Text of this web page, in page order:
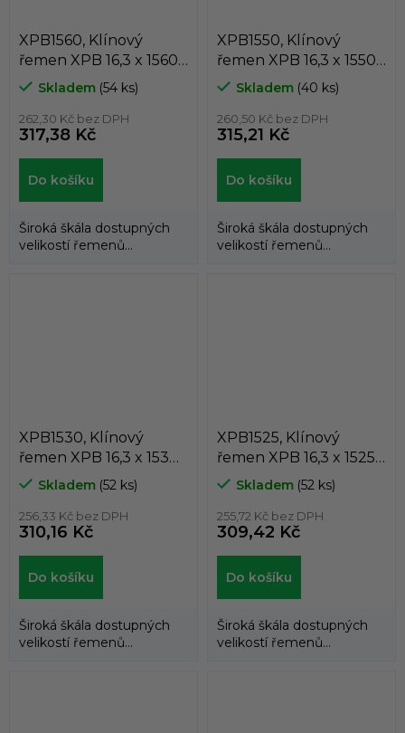
XPB1560, Klínový
řemen XPB 16,3 x 1560
Lw, 1582 La, Dunlop
White Flash
Skladem (54 ks)
262,30 Kč bez DPH
317,38 Kč
Do košíku
Široká škála dostupných
velikostí řemenů
XPB1550, Klínový
řemen XPB 16,3 x 1550
Lw, 1572 La, Dunlop
White Flash
Skladem (40 ks)
260,50 Kč bez DPH
315,21 Kč
Do košíku
Široká škála dostupných
velikostí řemenů
XPB1530, Klínový
řemen XPB 16,3 x 1530
Lw, 1552 La, Dunlop
White Flash
Skladem (52 ks)
256,33 Kč bez DPH
310,16 Kč
Do košíku
Široká škála dostupných
velikostí řemenů
XPB1525, Klínový
řemen XPB 16,3 x 1525
Lw, 1547 La, Dunlop
White Flash
Skladem (52 ks)
255,72 Kč bez DPH
309,42 Kč
Do košíku
Široká škála dostupných
velikostí řemenů